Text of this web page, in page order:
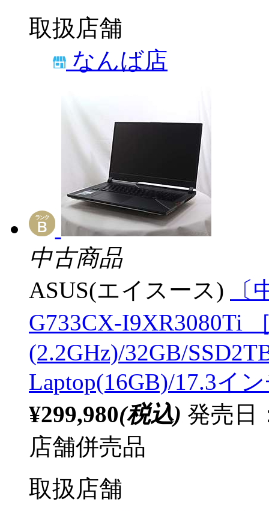
取扱店舗
なんば店
中古商品
ASUS(エイスース)
G733CX-I9XR3080Ti
(2.2GHz)/32GB/
Laptop(16GB)/17.3イ
¥299,980(税込) 発売日
店舗併売品
取扱店舗